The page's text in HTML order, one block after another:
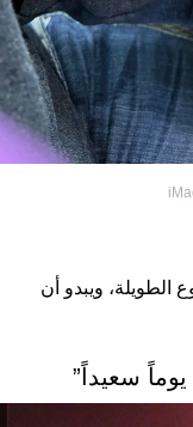
الطويلة، ويبدو أن